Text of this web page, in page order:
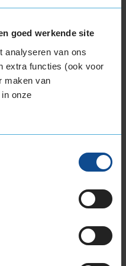
goed werkende site
analyseren van ons
extra functies (ook voor
maken van
onze
van 71 dB,
een normale
(inch)